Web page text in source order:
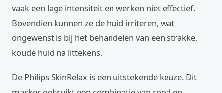
vaak een lage intensiteit en werken niet effectief.
Bovendien kunnen ze de huid irriteren, wat
ongewenst is bij het behandelen van een strakke,
koude huid na littekens.
De Philips SkinRelax is een uitstekende keuze. Dit